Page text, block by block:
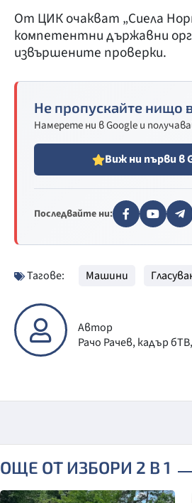
От ЦИК очакват „Сиела
компетентни държавни
извършените проверки.
Не пропускайте нищо
Намерете ни в Google и
Виж ни първи в
Последвайте ни:
Тагове: Машини
Автор
Рачо Рачев, кадър
ОЩЕ ОТ ИЗБОРИ 2 В 1